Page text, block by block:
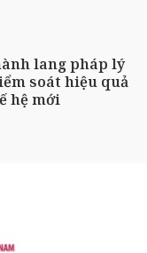
lang pháp lý
soát hiệu quả
hệ mới